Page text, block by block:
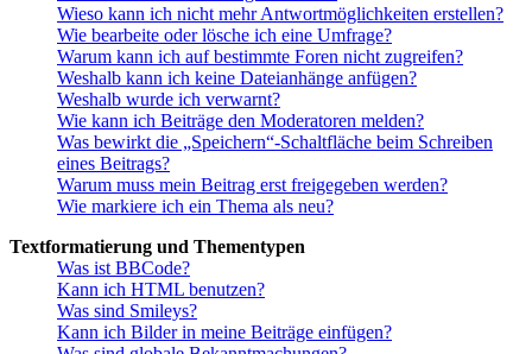
Wieso kann ich nicht mehr Antwortmöglichkeiten erstellen?
Wie bearbeite oder lösche ich eine Umfrage?
Warum kann ich auf bestimmte Foren nicht zugreifen?
Weshalb kann ich keine Dateianhänge anfügen?
Weshalb wurde ich verwarnt?
Wie kann ich Beiträge den Moderatoren melden?
Was bewirkt die „Speichern“-Schaltfläche beim Schreiben
eines Beitrags?
Warum muss mein Beitrag erst freigegeben werden?
Wie markiere ich ein Thema als neu?
Textformatierung und Thementypen
Was ist BBCode?
Kann ich HTML benutzen?
Was sind Smileys?
Kann ich Bilder in meine Beiträge einfügen?